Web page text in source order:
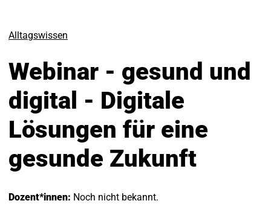
Alltagswissen
Webinar - gesund und
digital - Digitale
Lösungen für eine
gesunde Zukunft
Dozent*innen: Noch nicht bekannt.